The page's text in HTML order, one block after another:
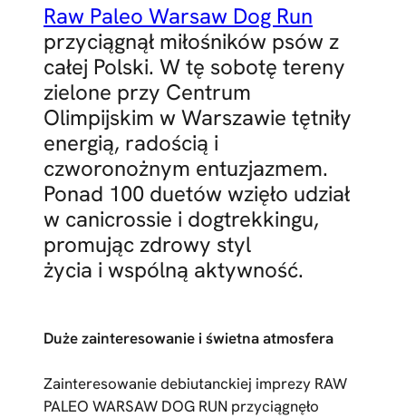
Raw Paleo Warsaw Dog Run
przyciągnął miłośników psów z
całej Polski. W tę sobotę tereny
zielone przy Centrum
Olimpijskim w Warszawie tętniły
energią, radością i
czworonożnym entuzjazmem.
Ponad 100 duetów wzięło udział
w canicrossie i dogtrekkingu,
promując zdrowy styl
życia i wspólną aktywność.
Duże zainteresowanie i świetna atmosfera
Zainteresowanie debiutanckiej imprezy RAW
PALEO WARSAW DOG RUN przyciągnęło